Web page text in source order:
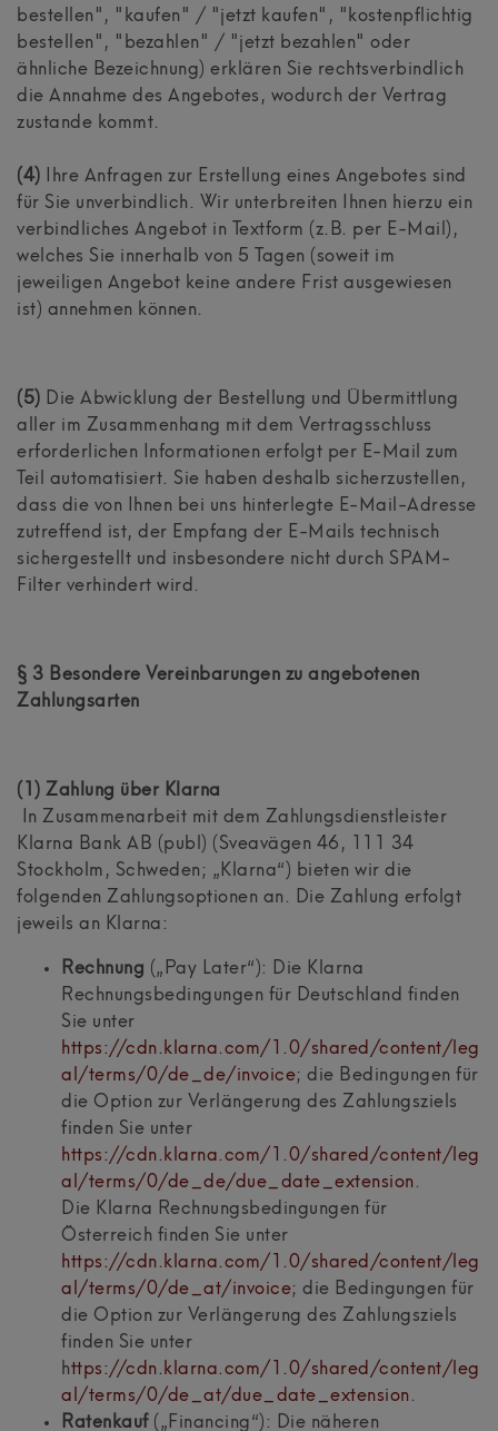
bestellen", "kaufen" / "jetzt kaufen", "kostenpflichtig
bestellen", "bezahlen" / "jetzt bezahlen" oder
ähnliche Bezeichnung) erklären Sie rechtsverbindlich
die Annahme des Angebotes, wodurch der Vertrag
zustande kommt.
(4) Ihre Anfragen zur Erstellung eines Angebotes sind
für Sie unverbindlich. Wir unterbreiten Ihnen hierzu ein
verbindliches Angebot in Textform (z.B. per E-Mail),
welches Sie innerhalb von 5 Tagen (soweit im
jeweiligen Angebot keine andere Frist ausgewiesen
ist) annehmen können.
(5) Die Abwicklung der Bestellung und Übermittlung
aller im Zusammenhang mit dem Vertragsschluss
erforderlichen Informationen erfolgt per E-Mail zum
Teil automatisiert. Sie haben deshalb sicherzustellen,
dass die von Ihnen bei uns hinterlegte E-Mail-Adresse
zutreffend ist, der Empfang der E-Mails technisch
sichergestellt und insbesondere nicht durch SPAM-
Filter verhindert wird.
§ 3 Besondere Vereinbarungen zu angebotenen
Zahlungsarten
(1) Zahlung über Klarna
In Zusammenarbeit mit dem Zahlungsdienstleister
Klarna Bank AB (publ) (Sveavägen 46, 111 34
Stockholm, Schweden; „Klarna“) bieten wir die
folgenden Zahlungsoptionen an. Die Zahlung erfolgt
jeweils an Klarna:
Rechnung („Pay Later“): Die Klarna
Rechnungsbedingungen für Deutschland finden
Sie unter
https://cdn.klarna.com/1.0/shared/content/leg
al/terms/0/de_de/invoice; die Bedingungen für
die Option zur Verlängerung des Zahlungsziels
finden Sie unter
https://cdn.klarna.com/1.0/shared/content/leg
al/terms/0/de_de/due_date_extension.
Die Klarna Rechnungsbedingungen für
Österreich finden Sie unter
https://cdn.klarna.com/1.0/shared/content/leg
al/terms/0/de_at/invoice; die Bedingungen für
die Option zur Verlängerung des Zahlungsziels
finden Sie unter
https://cdn.klarna.com/1.0/shared/content/leg
al/terms/0/de_at/due_date_extension.
Ratenkauf („Financing“): Die näheren